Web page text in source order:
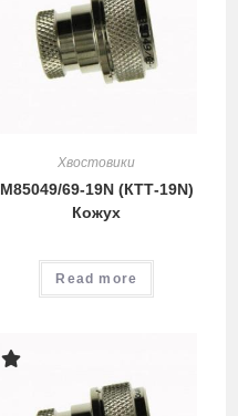
Хвостовики
M85049/69-19N (КТТ-19N)
Кожух
Read more